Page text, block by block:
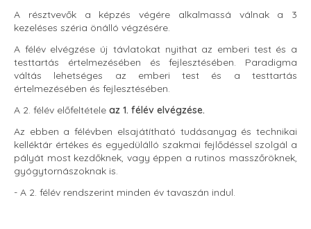
A résztvevők a képzés végére alkalmassá válnak a 3
kezeléses széria önálló végzésére.
A félév elvégzése új távlatokat nyithat az emberi test és a
testtartás értelmezésében és fejlesztésében. Paradigma
váltás lehetséges az emberi test és a testtartás
értelmezésében és fejlesztésében.
A 2. félév előfeltétele az 1. félév elvégzése.
Az ebben a félévben elsajátítható tudásanyag és technikai
kelléktár értékes és egyedülálló szakmai fejlődéssel szolgál a
pályát most kezdőknek, vagy éppen a rutinos masszőröknek,
gyógytornászoknak is.
- A 2. félév rendszerint minden év tavaszán indul.